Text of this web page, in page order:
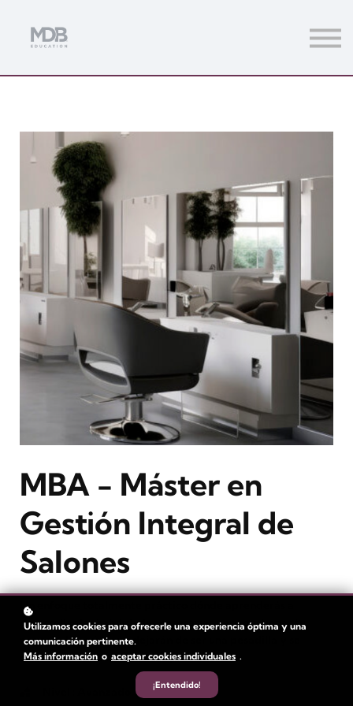
Únete a MDb Pro
MBA - Máster en
Gestión Integral de
Salones
Un enfoque totalmente práctico dónde aprenderás a
desarrollar las habilidades necesarias para gestionar tu
negocio. Los números dejarán de ser una pesadilla y se
convertirán en tu aliado más preciado.
Utilizamos cookies para ofrecerle una experiencia óptima y una
comunicación pertinente.
Más información o aceptar cookies individuales .
¡Entendido!